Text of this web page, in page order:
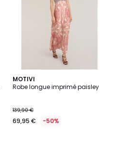
MOTIVI
Robe longue imprimé paisley
139,90 €
69,95 € -50%